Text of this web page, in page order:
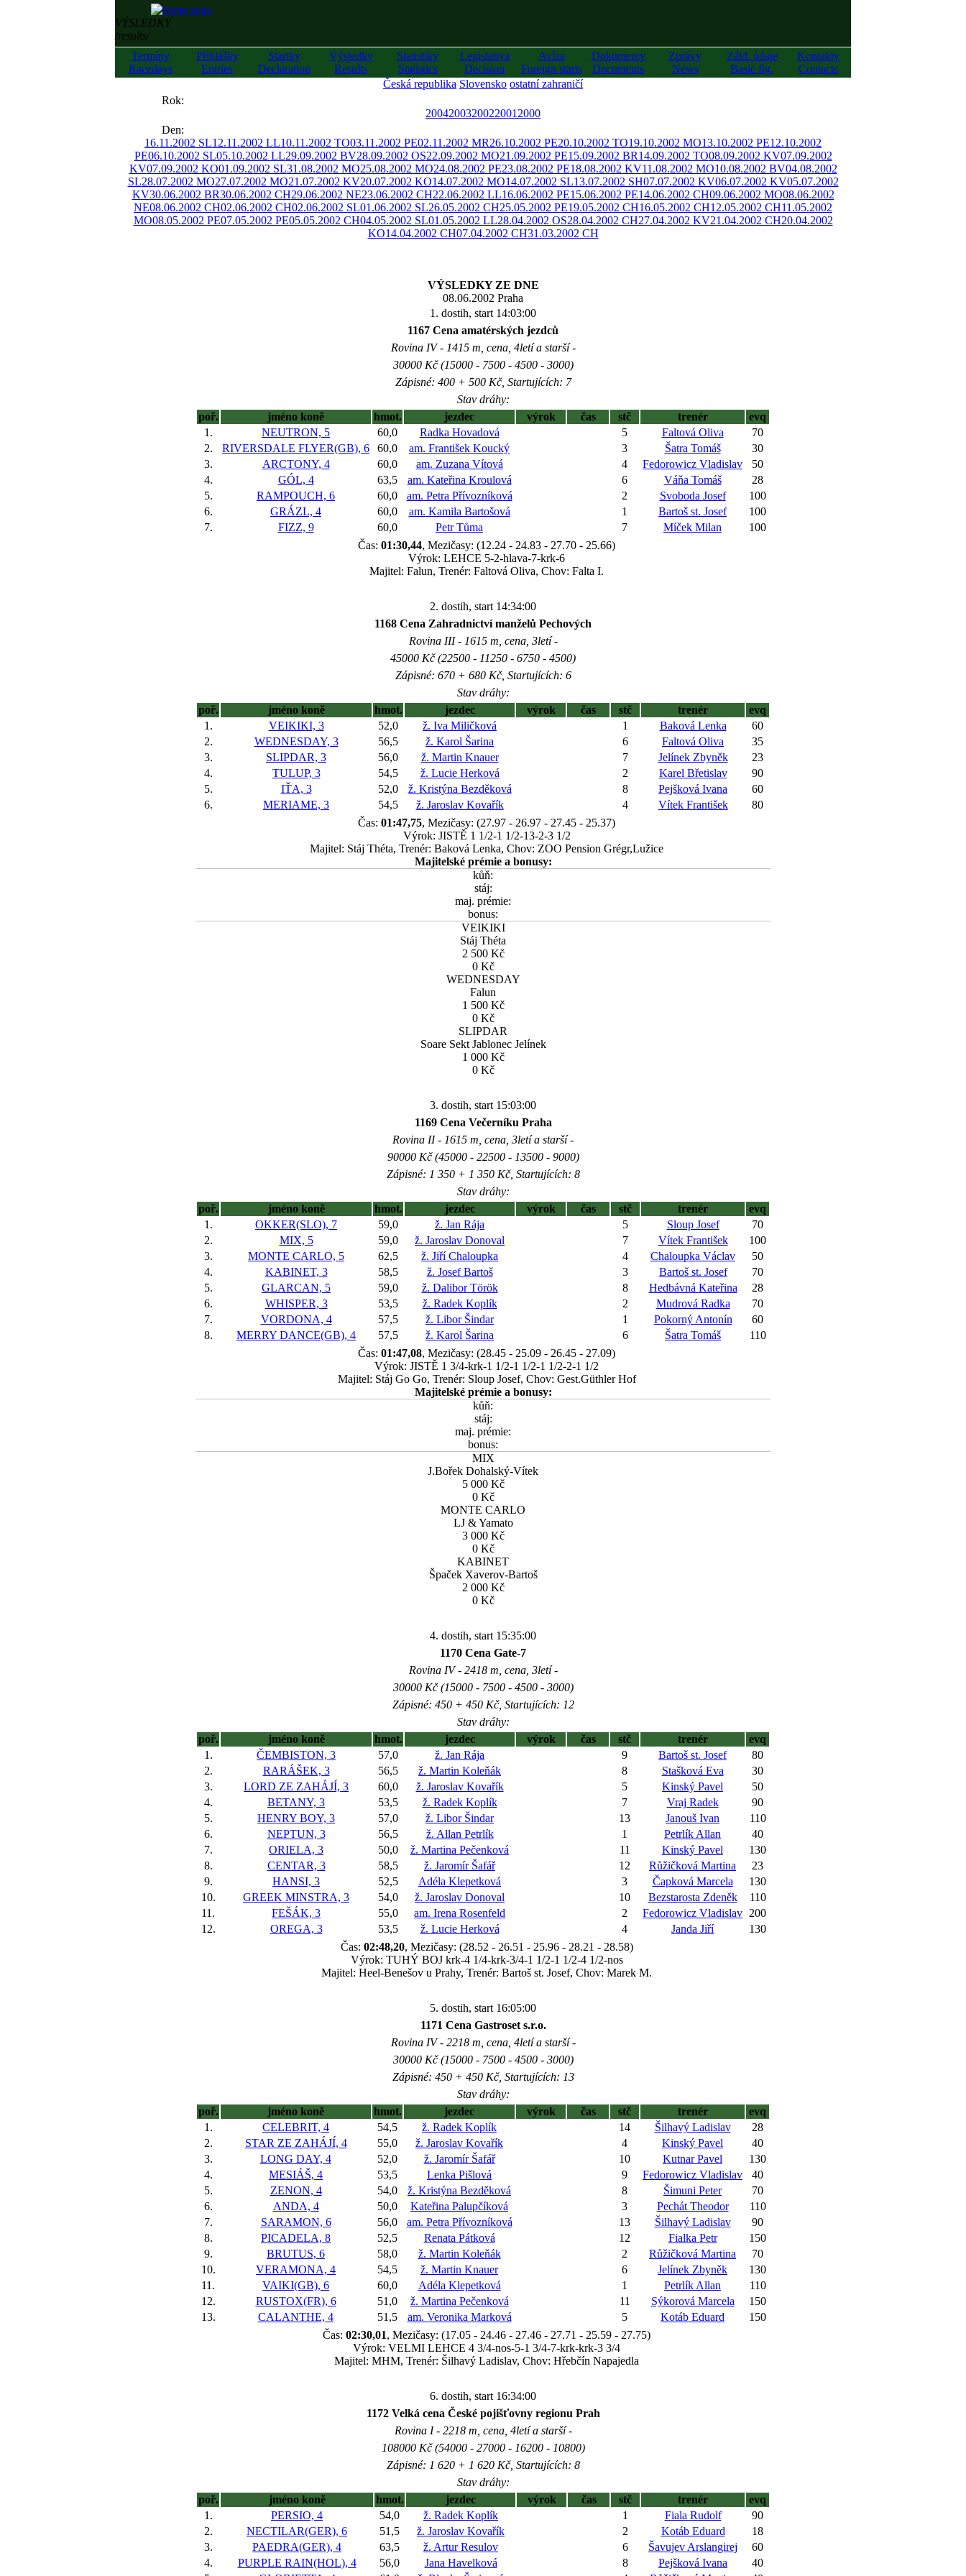
VÝSLEDKY
/results/
Termíny
Racedays
Přihlášky
Entries
Startky
Declaration
Výsledky
Results
Statistiky
Statistics
Legislativa
Decision
Avíza
Foreign starts
Dokumenty
Documents
Zprávy
News
Zákl. údaje
Basic fig.
Kontakty
Contacts
Česká republika Slovensko ostatní zahraničí
Rok:
2004200320022001 2000
Den:
16.11.2002 SL12.11.2002 LL10.11.2002 TO03.11.2002 PE02.11.2002 MR26.10.2002 PE20.10.2002 TO19.10.2002 MO13.10.2002 PE12.10.2002
PE06.10.2002 SL05.10.2002 LL29.09.2002 BV28.09.2002 OS22.09.2002 MO21.09.2002 PE15.09.2002 BR14.09.2002 TO08.09.2002 KV07.09.2002
KV07.09.2002 KO01.09.2002 SL31.08.2002 MO25.08.2002 MO24.08.2002 PE23.08.2002 PE18.08.2002 KV11.08.2002 MO10.08.2002 BV04.08.2002
SL28.07.2002 MO27.07.2002 MO21.07.2002 KV20.07.2002 KO14.07.2002 MO14.07.2002 SL13.07.2002 SH07.07.2002 KV06.07.2002 KV05.07.2002
KV30.06.2002 BR30.06.2002 CH29.06.2002 NE23.06.2002 CH22.06.2002 LL16.06.2002 PE15.06.2002 PE14.06.2002 CH09.06.2002 MO08.06.2002
NE08.06.2002 CH02.06.2002 CH02.06.2002 SL01.06.2002 SL26.05.2002 CH25.05.2002 PE19.05.2002 CH16.05.2002 CH12.05.2002 CH11.05.2002
MO08.05.2002 PE07.05.2002 PE05.05.2002 CH04.05.2002 SL01.05.2002 LL28.04.2002 OS28.04.2002 CH27.04.2002 KV21.04.2002 CH20.04.2002
KO14.04.2002 CH07.04.2002 CH31.03.2002 CH
VÝSLEDKY ZE DNE
08.06.2002 Praha
1. dostih, start 14:03:00
1167 Cena amatérských jezdců
Rovina IV - 1415 m, cena, 4letí a starší -
30000 Kč (15000 - 7500 - 4500 - 3000)
Zápisné: 400 + 500 Kč, Startujících: 7
Stav dráhy:
poř.
jméno koně hmot. jezdec výrok čas stč trenér
evq
1.
NEUTRON, 5 60,0 Radka Hovadová 5 Faltová Oliva
70
2.
RIVERSDALE FLYER(GB), 6 60,0 am. František Koucký 3 Šatra Tomáš
30
3.
ARCTONY, 4 60,0 am. Zuzana Vítová 4 Fedorowicz Vladislav
50
4.
GÓL, 4 63,5 am. Kateřina Kroulová 6 Váňa Tomáš
28
5.
RAMPOUCH, 6 60,0 am. Petra Přívozníková 2 Svoboda Josef
100
6.
GRÁZL, 4 60,0 am. Kamila Bartošová 1 Bartoš st. Josef
100
7.
FIZZ, 9 60,0 Petr Tůma 7 Míček Milan
100
Čas: 01:30,44, Mezičasy: (12.24 - 24.83 - 27.70 - 25.66)
Výrok: LEHCE 5-2-hlava-7-krk-6
Majitel: Falun, Trenér: Faltová Oliva, Chov: Falta I.
2. dostih, start 14:34:00
1168 Cena Zahradnictví manželů Pechových
Rovina III - 1615 m, cena, 3letí -
45000 Kč (22500 - 11250 - 6750 - 4500)
Zápisné: 670 + 680 Kč, Startujících: 6
Stav dráhy:
poř.
jméno koně hmot. jezdec výrok čas stč trenér
evq
1.
VEIKIKI, 3 52,0 ž. Iva Miličková 1 Baková Lenka
60
2.
WEDNESDAY, 3 56,5 ž. Karol Šarina 6 Faltová Oliva
35
3.
SLIPDAR, 3 56,0 ž. Martin Knauer 7 Jelínek Zbyněk
23
4.
TULUP, 3 54,5 ž. Lucie Herková 2 Karel Břetislav
90
5.
IŤA, 3 52,0 ž. Kristýna Bezděková 8 Pejšková Ivana
60
6.
MERIAME, 3 54,5 ž. Jaroslav Kovařík 4 Vítek František
80
Čas: 01:47,75, Mezičasy: (27.97 - 26.97 - 27.45 - 25.37)
Výrok: JISTĚ 1 1/2-1 1/2-13-2-3 1/2
Majitel: Stáj Théta, Trenér: Baková Lenka, Chov: ZOO Pension Grégr,Lužice
Majitelské prémie a bonusy:
kůň:
stáj:
maj. prémie:
bonus:
VEIKIKI
Stáj Théta
2 500 Kč
0 Kč
WEDNESDAY
Falun
1 500 Kč
0 Kč
SLIPDAR
Soare Sekt Jablonec Jelínek
1 000 Kč
0 Kč
3. dostih, start 15:03:00
1169 Cena Večerníku Praha
Rovina II - 1615 m, cena, 3letí a starší -
90000 Kč (45000 - 22500 - 13500 - 9000)
Zápisné: 1 350 + 1 350 Kč, Startujících: 8
Stav dráhy:
poř.
jméno koně hmot. jezdec výrok čas stč trenér
evq
1.
OKKER(SLO), 7 59,0 ž. Jan Rája 5 Sloup Josef
70
2.
MIX, 5 59,0 ž. Jaroslav Donoval 7 Vítek František
100
3.
MONTE CARLO, 5 62,5 ž. Jiří Chaloupka 4 Chaloupka Václav
50
4.
KABINET, 3 58,5 ž. Josef Bartoš 3 Bartoš st. Josef
70
5.
GLARCAN, 5 59,0 ž. Dalibor Török 8 Hedbávná Kateřina
28
6.
WHISPER, 3 53,5 ž. Radek Koplík 2 Mudrová Radka
70
7.
VORDONA, 4 57,5 ž. Libor Šindar 1 Pokorný Antonín
60
8.
MERRY DANCE(GB), 4 57,5 ž. Karol Šarina 6 Šatra Tomáš
110
Čas: 01:47,08, Mezičasy: (28.45 - 25.09 - 26.45 - 27.09)
Výrok: JISTĚ 1 3/4-krk-1 1/2-1 1/2-1 1/2-2-1 1/2
Majitel: Stáj Go Go, Trenér: Sloup Josef, Chov: Gest.Güthler Hof
Majitelské prémie a bonusy:
kůň:
stáj:
maj. prémie:
bonus:
MIX
J.Bořek Dohalský-Vítek
5 000 Kč
0 Kč
MONTE CARLO
LJ & Yamato
3 000 Kč
0 Kč
KABINET
Špaček Xaverov-Bartoš
2 000 Kč
0 Kč
4. dostih, start 15:35:00
1170 Cena Gate-7
Rovina IV - 2418 m, cena, 3letí -
30000 Kč (15000 - 7500 - 4500 - 3000)
Zápisné: 450 + 450 Kč, Startujících: 12
Stav dráhy:
poř.
jméno koně hmot. jezdec výrok čas stč trenér
evq
1.
ČEMBISTON, 3 57,0 ž. Jan Rája 9 Bartoš st. Josef
80
2.
RARÁŠEK, 3 56,5 ž. Martin Koleňák 8 Stašková Eva
30
3.
LORD ZE ZAHÁJÍ, 3 60,0 ž. Jaroslav Kovařík 5 Kinský Pavel
50
4.
BETANY, 3 53,5 ž. Radek Koplík 7 Vraj Radek
90
5.
HENRY BOY, 3 57,0 ž. Libor Šindar 13 Janouš Ivan
110
6.
NEPTUN, 3 56,5 ž. Allan Petrlík 1 Petrlík Allan
40
7.
ORIELA, 3 50,0 ž. Martina Pečenková 11 Kinský Pavel
130
8.
CENTAR, 3 58,5 ž. Jaromír Šafář 12 Růžičková Martina
23
9.
HANSI, 3 52,5 Adéla Klepetková 3 Čapková Marcela
130
10.
GREEK MINSTRA, 3 54,0 ž. Jaroslav Donoval 10 Bezstarosta Zdeněk
110
11.
FEŠÁK, 3 55,0 am. Irena Rosenfeld 2 Fedorowicz Vladislav 200
12.
OREGA, 3 53,5 ž. Lucie Herková 4 Janda Jiří
130
Čas: 02:48,20, Mezičasy: (28.52 - 26.51 - 25.96 - 28.21 - 28.58)
Výrok: TUHÝ BOJ krk-4 1/4-krk-3/4-1 1/2-1 1/2-4 1/2-nos
Majitel: Heel-Benešov u Prahy, Trenér: Bartoš st. Josef, Chov: Marek M.
5. dostih, start 16:05:00
1171 Cena Gastroset s.r.o.
Rovina IV - 2218 m, cena, 4letí a starší -
30000 Kč (15000 - 7500 - 4500 - 3000)
Zápisné: 450 + 450 Kč, Startujících: 13
Stav dráhy:
poř.
jméno koně hmot. jezdec výrok čas stč trenér
evq
1.
CELEBRIT, 4 54,5 ž. Radek Koplík 14 Šilhavý Ladislav
28
2.
STAR ZE ZAHÁJÍ, 4 55,0 ž. Jaroslav Kovařík 4 Kinský Pavel
40
3.
LONG DAY, 4 52,0 ž. Jaromír Šafář 10 Kutnar Pavel
130
4.
MESIÁŠ, 4 53,5 Lenka Pišlová 9 Fedorowicz Vladislav
40
5.
ZENON, 4 54,0 ž. Kristýna Bezděková 8 Šimuni Peter
70
6.
ANDA, 4 50,0 Kateřina Palupčíková 3 Pechát Theodor
110
7.
SARAMON, 6 56,0 am. Petra Přívozníková 13 Šilhavý Ladislav
90
8.
PICADELA, 8 52,5 Renata Pátková 12 Fialka Petr
150
9.
BRUTUS, 6 58,0 ž. Martin Koleňák 2 Růžičková Martina
70
10.
VERAMONA, 4 54,5 ž. Martin Knauer 6 Jelínek Zbyněk
130
11.
VAIKI(GB), 6 60,0 Adéla Klepetková 1 Petrlík Allan
110
12.
RUSTOX(FR), 6 51,0 ž. Martina Pečenková 11 Sýkorová Marcela
150
13.
CALANTHE, 4 51,5 am. Veronika Marková 5 Kotáb Eduard
150
Čas: 02:30,01, Mezičasy: (17.05 - 24.46 - 27.46 - 27.71 - 25.59 - 27.75)
Výrok: VELMI LEHCE 4 3/4-nos-5-1 3/4-7-krk-krk-3 3/4
Majitel: MHM, Trenér: Šilhavý Ladislav, Chov: Hřebčín Napajedla
6. dostih, start 16:34:00
1172 Velká cena České pojišťovny regionu Prah
Rovina I - 2218 m, cena, 4letí a starší -
108000 Kč (54000 - 27000 - 16200 - 10800)
Zápisné: 1 620 + 1 620 Kč, Startujících: 8
Stav dráhy:
poř.
jméno koně hmot. jezdec výrok čas stč trenér
evq
1.
PERSIO, 4 54,0 ž. Radek Koplík 1 Fiala Rudolf
90
2.
NECTILAR(GER), 6 51,5 ž. Jaroslav Kovařík 2 Kotáb Eduard
18
3.
PAEDRA(GER), 4 63,5 ž. Artur Resulov 6 Šavujev Arslangirej
60
4.
PURPLE RAIN(HOL), 4 56,0 Jana Havelková 8 Pejšková Ivana
40